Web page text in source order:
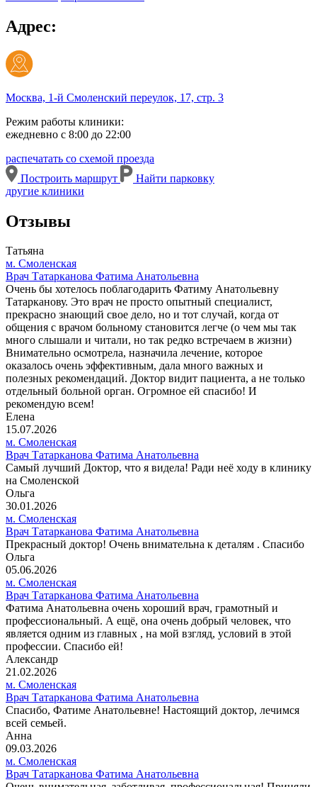
Адрес:
Москва, 1-й Смоленский переулок, 17, стр. 3
Режим работы клиники:
ежедневно с 8:00 до 22:00
распечатать со схемой проезда
Построить маршрут
Найти парковку
другие клиники
Отзывы
Татьяна
м. Смоленская
Врач Татарканова Фатима Анатольевна
Очень бы хотелось поблагодарить Фатиму Анатольевну
Татарканову. Это врач не просто опытный специалист,
прекрасно знающий свое дело, но и тот случай, когда от
общения с врачом больному становится легче (о чем мы так
много слышали и читали, но так редко встречаем в жизни)
Внимательно осмотрела, назначила лечение, которое
оказалось очень эффективным, дала много важных и
полезных рекомендаций. Доктор видит пациента, а не только
отдельный больной орган. Огромное ей спасибо! И
рекомендую всем!
Елена
15.07.2026
м. Смоленская
Врач Татарканова Фатима Анатольевна
Самый лучший Доктор, что я видела! Ради неё ходу в клинику
на Смоленской
Ольга
30.01.2026
м. Смоленская
Врач Татарканова Фатима Анатольевна
Прекрасный доктор! Очень внимательна к деталям . Спасибо
Ольга
05.06.2026
м. Смоленская
Врач Татарканова Фатима Анатольевна
Фатима Анатольевна очень хороший врач, грамотный и
профессиональный. А ещё, она очень добрый человек, что
является одним из главных , на мой взгляд, условий в этой
профессии. Спасибо ей!
Александр
21.02.2026
м. Смоленская
Врач Татарканова Фатима Анатольевна
Спасибо, Фатиме Анатольевне! Настоящий доктор, лечимся
всей семьей.
Анна
09.03.2026
м. Смоленская
Врач Татарканова Фатима Анатольевна